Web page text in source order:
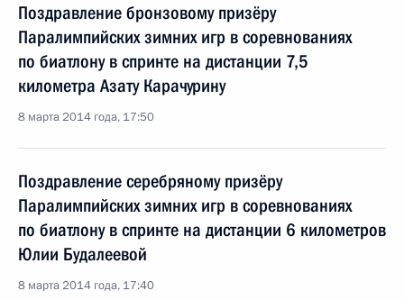
Поздравление бронзовому призёру
Паралимпийских зимних игр в соревнованиях
по биатлону в спринте на дистанции 7,5
километра Азату Карачурину
8 марта 2014 года, 17:50
Поздравление серебряному призёру
Паралимпийских зимних игр в соревнованиях
по биатлону в спринте на дистанции 6 километров
Юлии Будалеевой
8 марта 2014 года, 17:40